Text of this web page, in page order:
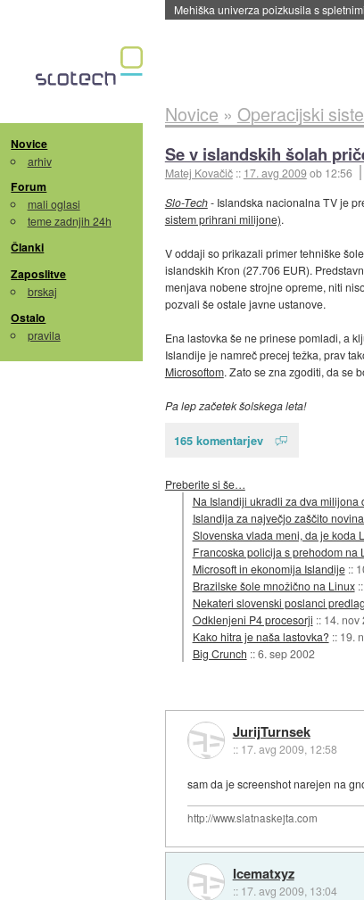
Mehiška univerza poizkusila s
Novice
arhiv
Forum
mali oglasi
teme zadnjih 24h
Članki
Zaposlitve
brskaj
Ostalo
pravila
Novice » Operacijski
Se v islandskih šolah
Matej Kovačič :: 17. avg 2009ob 12:56
Slo-Tech- Islandska nacionalna TV je
sistem prihrani milijone).
V oddaji so prikazali primer tehniške
islandskih Kron (27.706 EUR).
menjava nobene strojne opreme, niti
pozvali še ostale javne ustanove.
Ena lastovka še ne prinese pomladi, a
Islandije je namreč precej težka, prav
Microsoftom. Zato se zna zgoditi, da se
Pa lep začetek šolskega leta!
165 komentarjev
Preberite si še…
Na Islandiji ukradli za dva
Islandija za največjo zaščito
Slovenska vlada meni, da je koda
Francoska policija s prehodom
Microsoft in ekonomija Islandije ::
Brazilske šole množično na Linux ::
Nekateri slovenski poslanci
Odklenjeni P4 procesorji :: 14. nov
Kako hitra je naša lastovka? :: 19.
Big Crunch ::6. sep 2002
JurijTurnsek
:: 17. avg 2009, 12:58
sam da je screenshot narejen na
http://www.slatnaskejta.com
Icematxyz
:: 17. avg 2009, 13:04